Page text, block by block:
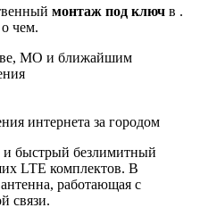
монтаж под ключ в .
чем.
МО и ближайшим
интернета за городом
быстрый безлимитный
LTE комплектов. В
работающая с
связи.